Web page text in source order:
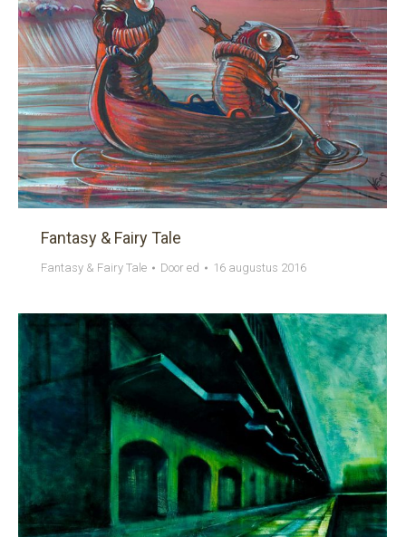
Fantasy & Fairy Tale
Fantasy & Fairy Tale Door ed 16 augustus 2016